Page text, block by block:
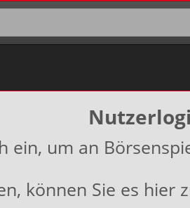
ein, um an
können Sie es hier